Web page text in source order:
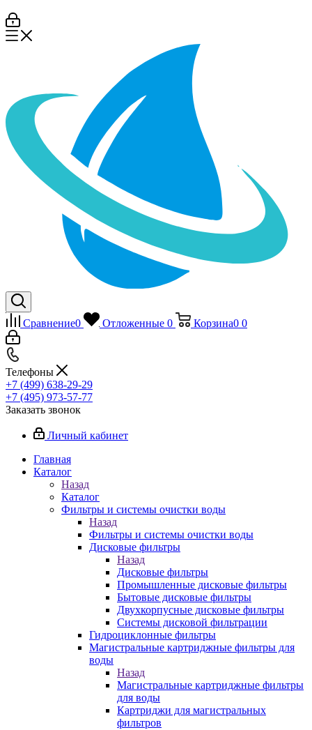
Сравнение0 Отложенные 0 Корзина0 0
Телефоны
+7 (499) 638-29-29
+7 (495) 973-57-77
Заказать звонок
Личный кабинет
Главная
Каталог
Назад
Каталог
Фильтры и системы очистки воды
Назад
Фильтры и системы очистки воды
Дисковые фильтры
Назад
Дисковые фильтры
Промышленные дисковые фильтры
Бытовые дисковые фильтры
Двухкорпусные дисковые фильтры
Системы дисковой фильтрации
Гидроциклонные фильтры
Магистральные картриджные фильтры для
воды
Назад
Магистральные картриджные фильтры
для воды
Картриджи для магистральных
фильтров